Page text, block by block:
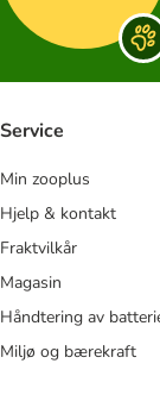
Service
Min zooplus
Hjelp & kontakt
Fraktvilkår
Magasin
Håndtering av
Miljø og bærekraft